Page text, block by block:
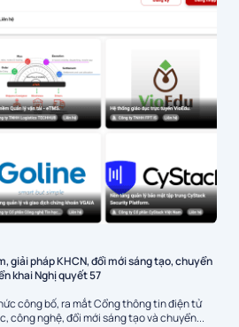
giải pháp KHCN, đổi mới sáng tạo, chuyển
khai Nghị quyết 57
công bố, ra mắt Cổng thông tin điện tử
công nghệ, đổi mới sáng tạo và chuyển...